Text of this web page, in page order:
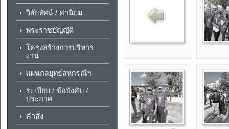
วิสัยทัศน์ / ค่านิยม
พระราชบัญญัติ
โครงสร้างการบริหาร
งาน
แผนกลยุทธ์สหกรณ์ฯ
ระเบียบ / ข้อบังคับ /
ประกาศ
คำสั่ง